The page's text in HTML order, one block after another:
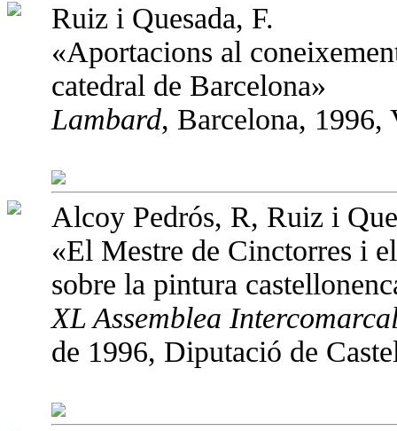
Ruiz i Quesada, F.
«Aportacions al
catedral de Barcelona»
Lambard, Barcelona,
Alcoy Pedrós, R, Ruiz i
«El Mestre de Cinctorres i
sobre la pintura
XL Assemblea
de 1996, Diputació de